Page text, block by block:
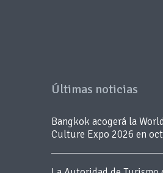
Últimas noticias
Bangkok acogerá la
Culture Expo 2026 en